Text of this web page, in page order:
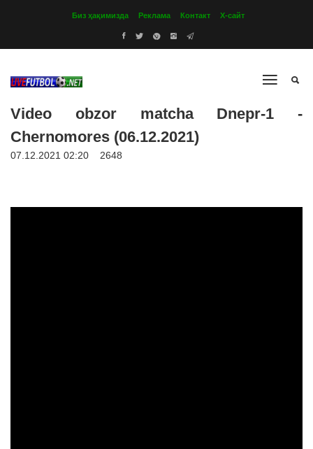
Биз ҳақимизда Реклама Контакт Х-сайт
Video obzor matcha Dnepr-1 -
Chernomores (06.12.2021)
07.12.2021 02:20 2648